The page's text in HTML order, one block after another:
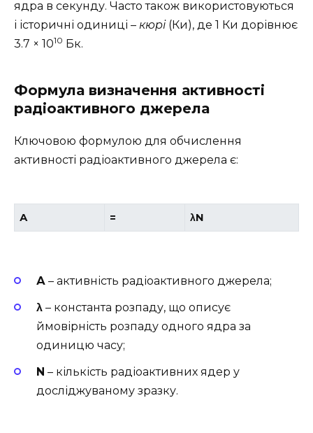
ядра в секунду. Часто також використовуються
і історичні одиниці – кюрі(Ки), де 1 Ки дорівнює
3.7 × 1010 Бк.
Формула визначення активності
радіоактивного джерела
Ключовою формулою для обчислення
активності радіоактивного джерела є:
А = λN
А – активність радіоактивного джерела;
λ – константа розпаду, що описує
ймовірність розпаду одного ядра за
одиницю часу;
N – кількість радіоактивних ядер у
досліджуваному зразку.